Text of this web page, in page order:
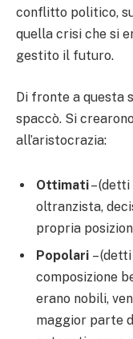
conflitto politico,
quella crisi che si
gestito il futuro.
Di fronte a questa
spaccò. Si
all’aristocrazia:
Ottimati–
oltranzista,
propria
Popolari –
composizione
erano nobili,
maggior parte